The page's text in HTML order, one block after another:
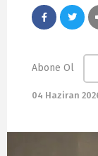
Abone Ol
04 Haziran